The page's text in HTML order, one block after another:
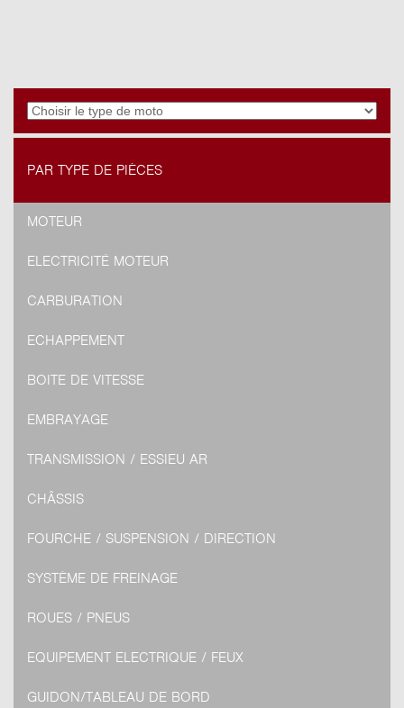
PAR TYPE DE PIÈCES
MOTEUR
ELECTRICITÉ MOTEUR
CARBURATION
ECHAPPEMENT
BOITE DE VITESSE
EMBRAYAGE
TRANSMISSION / ESSIEU AR
CHÂSSIS
FOURCHE / SUSPENSION / DIRECTION
SYSTÈME DE FREINAGE
ROUES / PNEUS
EQUIPEMENT ELECTRIQUE / FEUX
GUIDON/TABLEAU DE BORD